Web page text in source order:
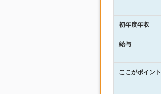
初年度年収
給与
ここがポイント